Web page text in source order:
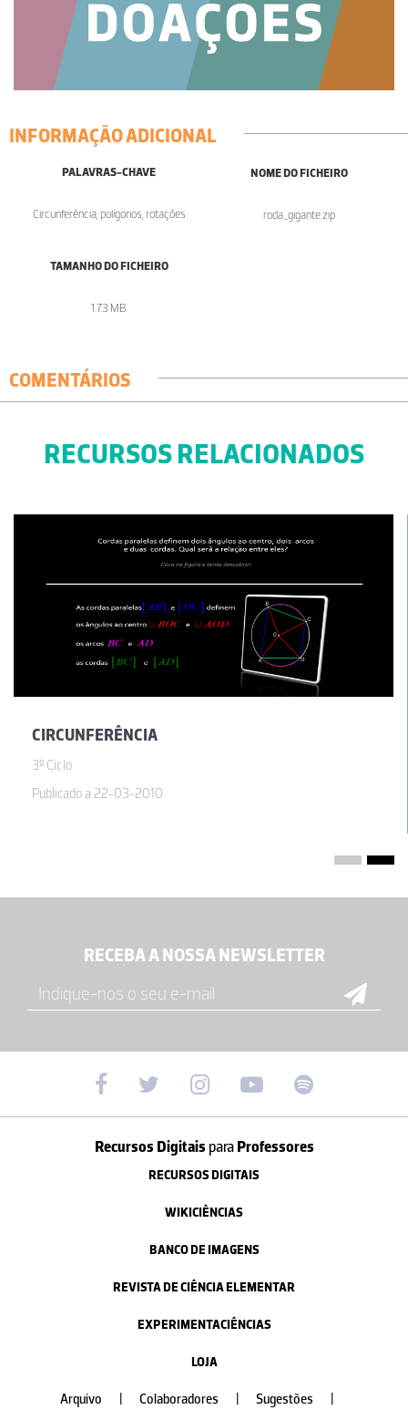
INFORMAÇÃO ADICIONAL
PALAVRAS-CHAVE
Circunferência, polígonos, rotações
NOME DO FICHEIRO
roda_gigante.zip
TAMANHO DO FICHEIRO
1.73 MB
COMENTÁRIOS
RECURSOS RELACIONADOS
CIRCUNFERÊNCIA
3º Ciclo
Publicado a 22-03-2010
RECEBA A NOSSA NEWSLETTER
Recursos Digitais paraProfessores
RECURSOS DIGITAIS
WIKICIÊNCIAS
BANCO DE IMAGENS
REVISTA DE CIÊNCIA ELEMENTAR
EXPERIMENTACIÊNCIAS
LOJA
Arquivo Colaboradores Sugestões